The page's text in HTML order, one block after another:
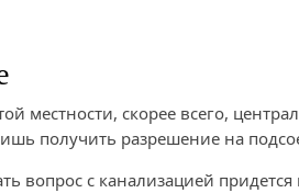
местности, скорее всего,
получить разрешение на
вопрос с канализацией придется